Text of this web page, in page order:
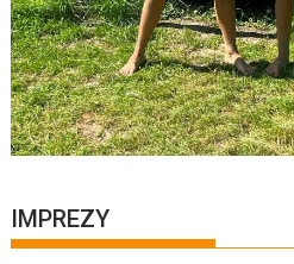
IMPREZY